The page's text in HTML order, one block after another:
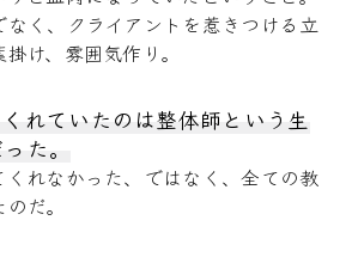
なく、クライアントを惹きつける立
け、雰囲気作り。
れていたのは整体師という生
た。
くれなかった、ではなく、全ての教
だ。